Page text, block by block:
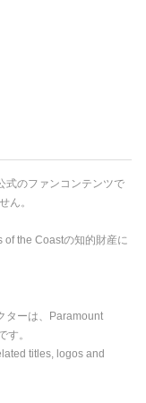
式のファンコンテンツで
ん。
of the Coastの知的財産に
ターは、Paramount
。
titles, logos and